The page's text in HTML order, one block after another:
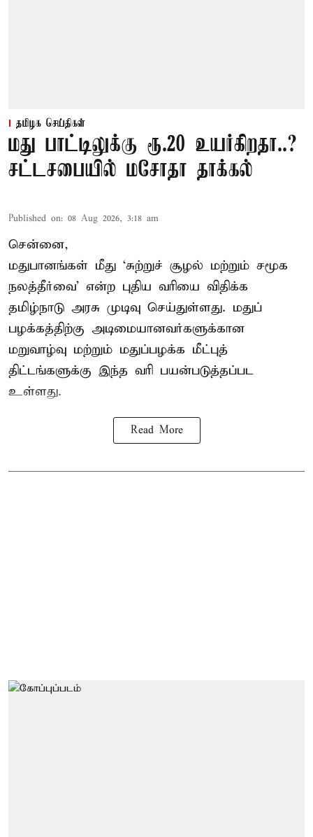
தமிழக செய்திகள்
மது பாட்டிலுக்கு ரூ.20 உயர்கிறதா..?
சட்டசபையில் மசோதா தாக்கல்
Published on: 08 Aug 2026, 3:18 am
சென்னை,
மதுபானங்கள் மீது ‘சுற்றுச் சூழல் மற்றும் சமூக
நலத்தீர்வை’ என்ற புதிய வரியை விதிக்க
தமிழ்நாடு அரசு முடிவு செய்துள்ளது. மதுப்
பழக்கத்திற்கு அடிமையானவர்களுக்கான
மறுவாழ்வு மற்றும் மதுப்பழக்க மீட்புத்
திட்டங்களுக்கு இந்த வரி பயன்படுத்தப்பட
உள்ளது.
Read More